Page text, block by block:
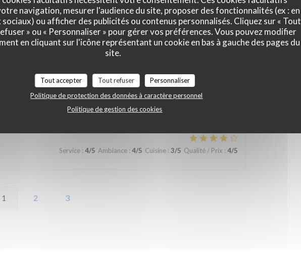
navigation, mesurer l'audience du site, proposer des fonctionnalités (ex : en
sociaux) ou afficher des publicités ou contenus personnalisés. Cliquez sur « Tout
» ou « Personnaliser » pour gérer vos préférences. Vous pouvez modifier
en cliquant sur l'icône représentant un cookie en bas à gauche des pages du
site.
Tout accepter Tout refuser
Personnaliser
Politique de protection des données à caractère personnel
Politique de gestion des cookies
Service: 4/5 Ambiance: 4/5 Cuisine: 5/5 Qualité / Prix:4 /5
Service:5/5 Ambiance:5/5 Cuisine:5/5 Qualité / Prix
Service: 4/5 Ambiance: 4/5 Cuisine: 3/5 Qualité / Prix : 4/5
1 2 3